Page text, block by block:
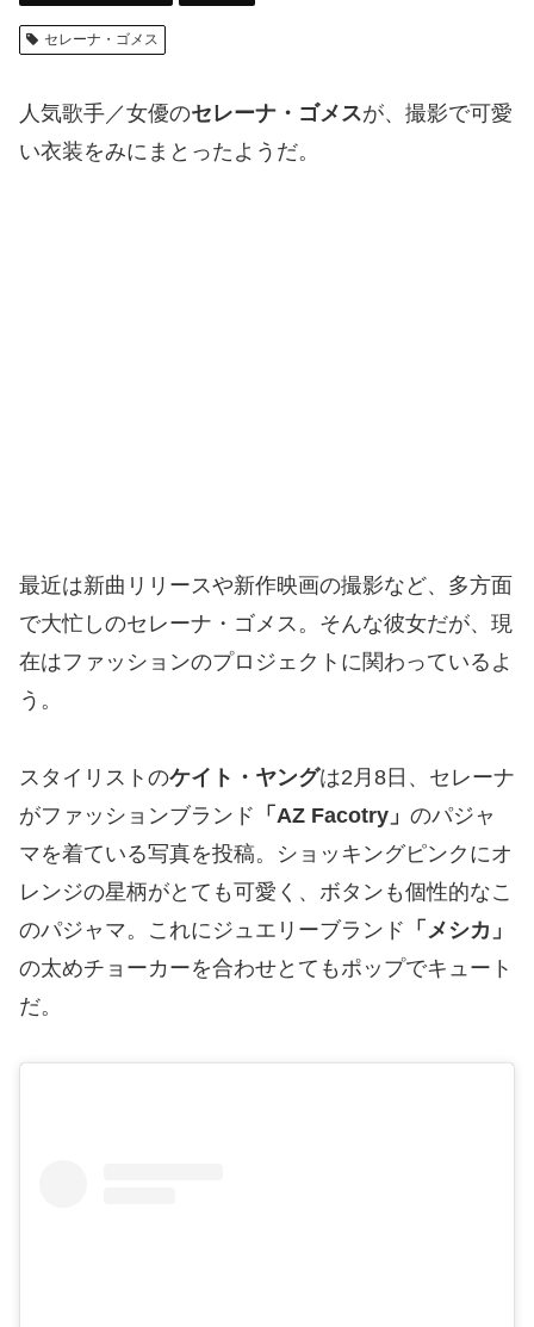
セレーナ・ゴメス
人気歌手／女優のセレーナ・ゴメスが、撮影で可愛
い衣装をみにまとったようだ。
最近は新曲リリースや新作映画の撮影など、多方面
で大忙しのセレーナ・ゴメス。そんな彼女だが、現
在はファッションのプロジェクトに関わっているよ
う。
スタイリストのケイト・ヤングは2月8日、セレーナ
がファッションブランド 「AZ Facotry」 のパジャ
マを着ている写真を投稿。ショッキングピンクにオ
レンジの星柄がとても可愛く、ボタンも個性的なこ
のパジャマ。これにジュエリーブランド 「メシカ」
の太めチョーカーを合わせとてもポップでキュート
だ。